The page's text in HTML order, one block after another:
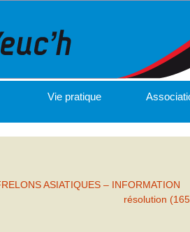
Vie pratique
ASIATIQUES – INFORMATION
résolution